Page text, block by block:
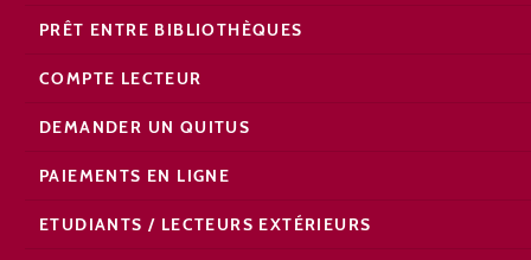
PRÊT ENTRE BIBLIOTHÈQUES
COMPTE LECTEUR
DEMANDER UN QUITUS
PAIEMENTS EN LIGNE
ETUDIANTS / LECTEURS EXTÉRIEURS